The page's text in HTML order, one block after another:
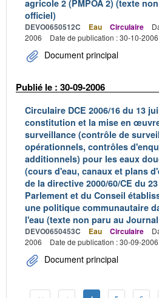
agricole 2 (PMPOA 2) (texte
officiel)
DEVO0650512C Eau Circulaire
2006
Date de publication : 30-10-2006
Document principal
Publié le : 30-09-2006
Circulaire DCE 2006/16 du 13
constitution et la mise en
surveillance (contrôle de
opérationnels, contrôles
additionnels) pour les eaux
(cours d'eau, canaux et plans
de la directive 2000/60/CE du
Parlement et du Conseil
une politique communautaire
l'eau (texte non paru au
DEVO0650453C Eau Circulaire
2006
Date de publication : 30-09-2006
Document principal